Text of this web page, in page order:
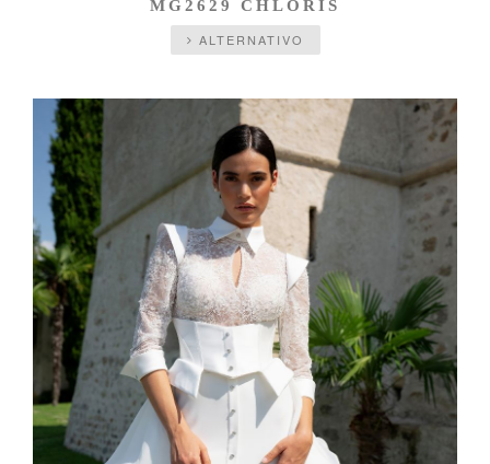
MG2629 CHLORIS
ALTERNATIVO